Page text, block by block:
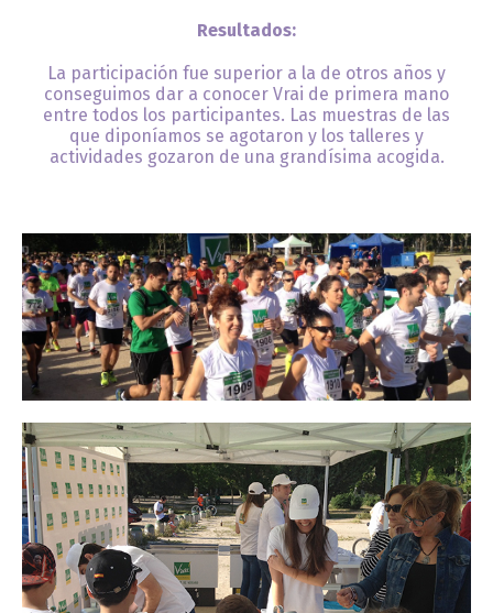
Resultados:
La participación fue superior a la de otros años y
conseguimos dar a conocer Vrai de primera mano
entre todos los participantes. Las muestras de las
que diponíamos se agotaron y los talleres y
actividades gozaron de una grandísima acogida.